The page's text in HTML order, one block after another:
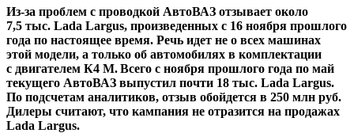
Из-за проблем с проводкой АвтоВАЗ отзывает около
7,5 тыс. Lada Largus, произведенных с 16 ноября прошлого
года по настоящее время. Речь идет не о всех машинах
этой модели, а только об автомобилях в комплектации
с двигателем К4 М. Всего с ноября прошлого года по май
текущего АвтоВАЗ выпустил почти 18 тыс. Lada Largus.
По подсчетам аналитиков, отзыв обойдется в 250 млн руб.
Дилеры считают, что кампания не отразится на продажах
Lada Largus.